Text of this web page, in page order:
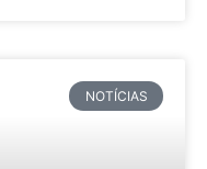
NOTÍCIAS